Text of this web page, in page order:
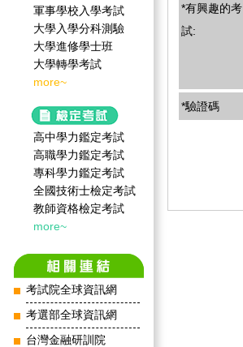
軍事學校入學考試
大學入學分科測驗
大學進修學士班
大學轉學考試
more~
高中學力鑑定考試
高職學力鑑定考試
專科學力鑑定考試
全國技術士檢定考試
教師資格檢定考試
more~
考試院全球資訊網
考選部全球資訊網
台灣金融研訓院
*有興趣的考
試:
*驗證碼